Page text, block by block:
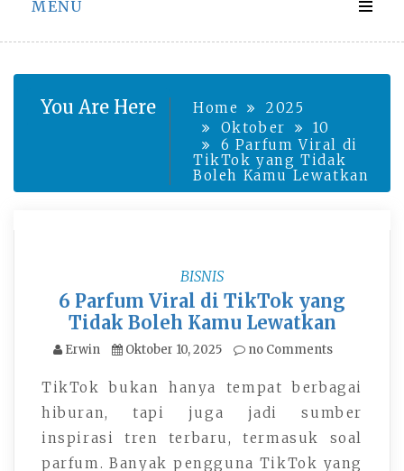
MENU
You Are Here Home
2025
Oktober
10
6 Parfum Viral di
TikTok yang Tidak
Boleh Kamu Lewatkan
BISNIS
6 Parfum Viral di TikTok yang
Tidak Boleh Kamu Lewatkan
Erwin Oktober 10, 2025 no Comments
TikTok bukan hanya tempat berbagai
hiburan, tapi juga jadi sumber
inspirasi tren terbaru, termasuk soal
parfum. Banyak pengguna TikTok yang